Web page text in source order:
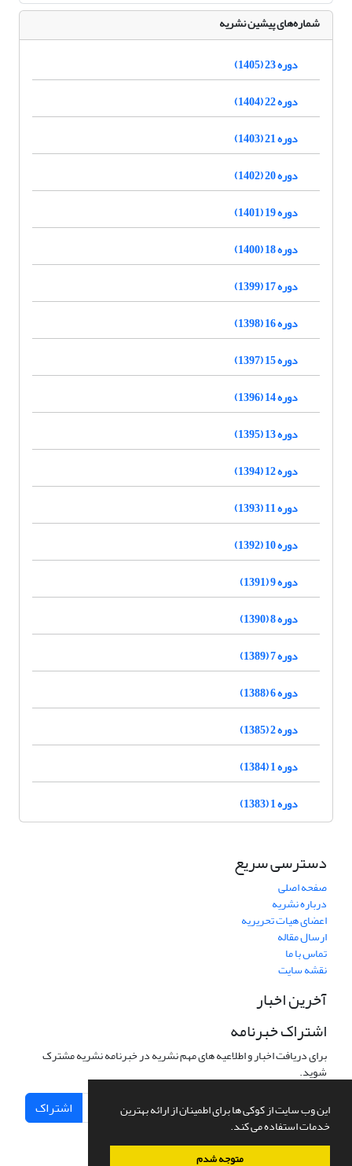
این وب سایت از کوکی ها برای اطمینان از ارائه بهترین
خدمات استفاده می کند.
متوجه شدم
شماره‌های پیشین نشریه
دوره 23 (1405)
دوره 22 (1404)
دوره 21 (1403)
دوره 20 (1402)
دوره 19 (1401)
دوره 18 (1400)
دوره 17 (1399)
دوره 16 (1398)
دوره 15 (1397)
دوره 14 (1396)
دوره 13 (1395)
دوره 12 (1394)
دوره 11 (1393)
دوره 10 (1392)
دوره 9 (1391)
دوره 8 (1390)
دوره 7 (1389)
دوره 6 (1388)
دوره 2 (1385)
دوره 1 (1384)
دوره 1 (1383)
دسترسی سریع
صفحه اصلی
درباره نشریه
اعضای هیات تحریریه
ارسال مقاله
تماس با ما
نقشه سایت
آخرین اخبار
اشتراک خبرنامه
برای دریافت اخبار و اطلاعیه های مهم نشریه در خبرنامه نشریه مشترک
شوید.
اشتراک